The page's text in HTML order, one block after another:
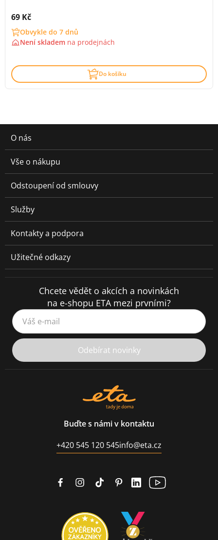
Cena s DPH:
69 Kč
Obvykle do 7 dnů
Není skladem na prodejnách
Do košíku
O nás
Vše o nákupu
Odstoupení od smlouvy
Služby
Kontakty a podpora
Užitečné odkazy
Chcete vědět o akcích a novinkách
na e-shopu ETA mezi prvními?
Váš e-mail
Odebírat novinky
Buďte s námi v kontaktu
+420 545 120 545info@eta.cz